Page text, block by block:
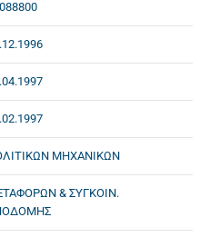
ΜΗΧΑΝΙΚΩΝ
& ΣΥΓΚΟΙΝ.